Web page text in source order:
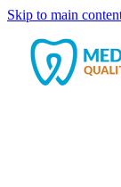
Skip to main